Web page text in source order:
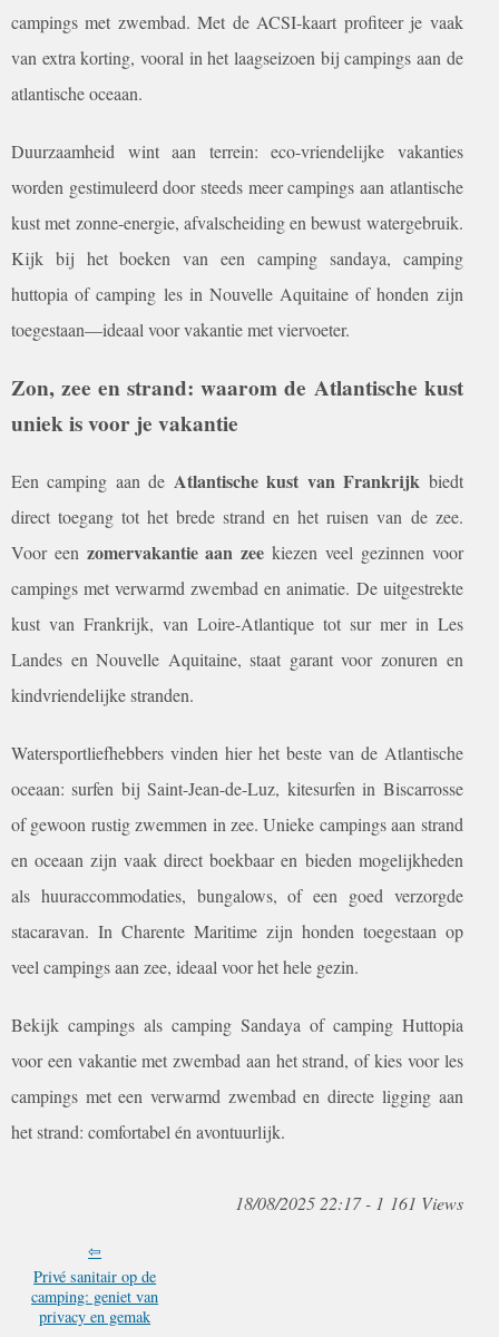
campings met zwembad. Met de ACSI-kaart profiteer je vaak
van extra korting, vooral in het laagseizoen bij campings aan de
atlantische oceaan.
Duurzaamheid wint aan terrein: eco-vriendelijke vakanties
worden gestimuleerd door steeds meer campings aan atlantische
kust met zonne-energie, afvalscheiding en bewust watergebruik.
Kijk bij het boeken van een camping sandaya, camping
huttopia of camping les in Nouvelle Aquitaine of honden zijn
toegestaan—ideaal voor vakantie met viervoeter.
Zon, zee en strand: waarom de Atlantische kust
uniek is voor je vakantie
Een camping aan de Atlantische kust van Frankrijk biedt
direct toegang tot het brede strand en het ruisen van de zee.
Voor een zomervakantie aan zee kiezen veel gezinnen voor
campings met verwarmd zwembad en animatie. De uitgestrekte
kust van Frankrijk, van Loire-Atlantique tot sur mer in Les
Landes en Nouvelle Aquitaine, staat garant voor zonuren en
kindvriendelijke stranden.
Watersportliefhebbers vinden hier het beste van de Atlantische
oceaan: surfen bij Saint-Jean-de-Luz, kitesurfen in Biscarrosse
of gewoon rustig zwemmen in zee. Unieke campings aan strand
en oceaan zijn vaak direct boekbaar en bieden mogelijkheden
als huuraccommodaties, bungalows, of een goed verzorgde
stacaravan. In Charente Maritime zijn honden toegestaan op
veel campings aan zee, ideaal voor het hele gezin.
Bekijk campings als camping Sandaya of camping Huttopia
voor een vakantie met zwembad aan het strand, of kies voor les
campings met een verwarmd zwembad en directe ligging aan
het strand: comfortabel én avontuurlijk.
18/08/2025 22:17 - 1 161 Views
Privé sanitair op de
camping: geniet van
privacy en gemak